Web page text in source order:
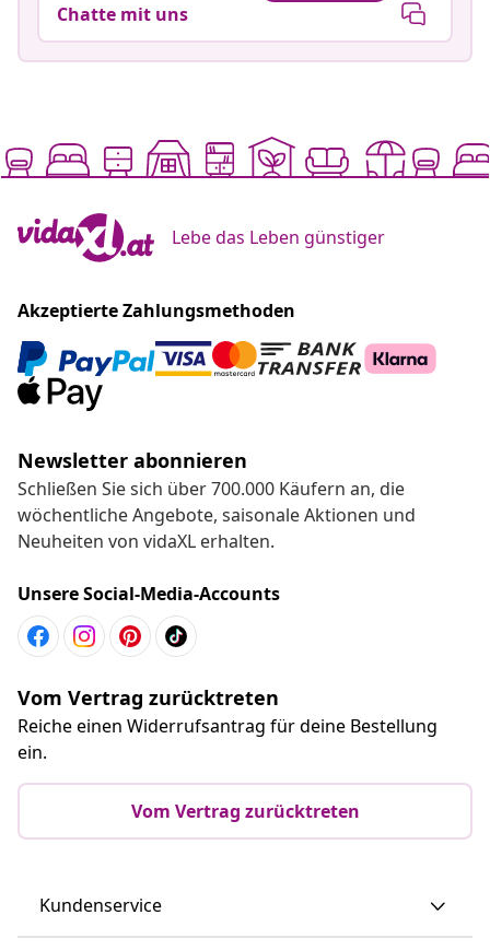
Chatte mit uns
Lebe das Leben günstiger
Akzeptierte Zahlungsmethoden
Newsletter abonnieren
Schließen Sie sich über 700.000 Käufern an, die
wöchentliche Angebote, saisonale Aktionen und
Neuheiten von vidaXL erhalten.
Unsere Social-Media-Accounts
Vom Vertrag zurücktreten
Reiche einen Widerrufsantrag für deine Bestellung
ein.
Vom Vertrag zurücktreten
Kundenservice